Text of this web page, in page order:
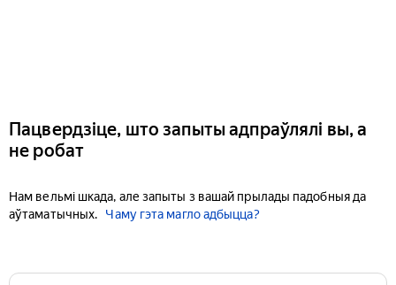
Пацвердзіце, што запыты адпраўлялі вы, а
не робат
Нам вельмі шкада, але запыты з вашай прылады падобныя да
аўтаматычных.
Чаму гэта магло адбыцца?